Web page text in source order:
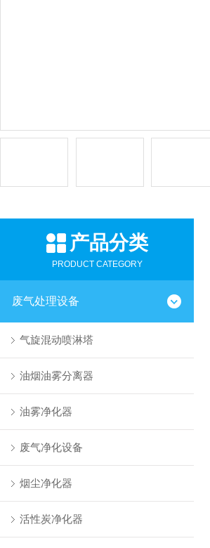
产品分类
PRODUCT CATEGORY
废气处理设备
气旋混动喷淋塔
油烟油雾分离器
油雾净化器
废气净化设备
烟尘净化器
活性炭净化器